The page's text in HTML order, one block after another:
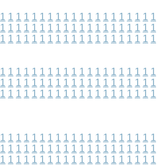
1 1 1 1 1 1 1 1 1 1 1 1 1 1 1 1 1 1 1 1
1 1 1 1 1 1 1 1 1 1 1 1 1 1 1 1 1 1 1 1
1 1 1 1 1 1 1 1 1 1 1 1 1 1 1 1 1 1 1 1
1 1 1 1 1 1 1 1 1 1 1 1 1 1 1 1 1 1 1 1
1 1 1 1 1 1 1 1 1 1 1 1 1 1 1 1 1 1 1 1
1 1 1 1 1 1 1 1 1 1 1 1 1 1 1 1 1 1 1 1
1 1 1 1 1 1 1 1 1 1 1 1 1 1 1 1 1 1 1 1
1 1 1 1 1 1 1 1 1 1 1 1 1 1 1 1 1 1 1 1
1 1 1 1 1 1 1 1 1 1 1 1 1 1 1 1 1 1 1 1